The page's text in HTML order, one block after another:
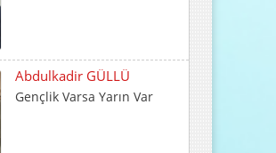
Metin ÇINAR
HIRSIZIN ADALETİ